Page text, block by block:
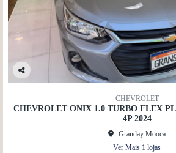
Co
artil
CHEVROLET
CHEVROLET ONIX 1.0 TURBO FLEX
4P 2024
Granday Mooca
Ver Mais 1 lojas